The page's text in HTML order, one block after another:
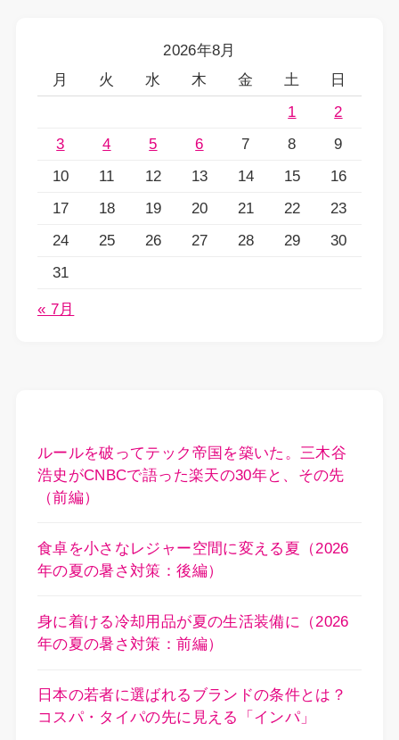
2026年8月
月
火 水 木 金 土
日
1
2
3
4 5 6 7 8
9
10
11 12 13 14 15
16
17
18 19 20 21 22
23
24
25 26 27 28 29
30
31
« 7月
ルールを破ってテック帝国を築いた。三木谷
浩史がCNBCで語った楽天の30年と、その先
（前編）
食卓を小さなレジャー空間に変える夏（2026
年の夏の暑さ対策：後編）
身に着ける冷却用品が夏の生活装備に（2026
年の夏の暑さ対策：前編）
日本の若者に選ばれるブランドの条件とは？
コスパ・タイパの先に見える「インパ」